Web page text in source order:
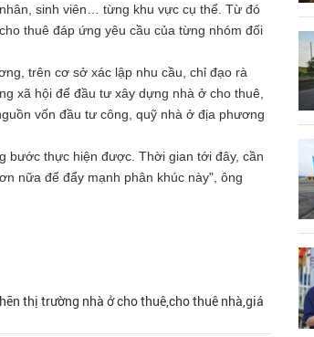
sinh viên… từng khu vực cụ thể. Từ đó
thuê đáp ứng yêu cầu của từng nhóm đối
trên cơ sở xác lập nhu cầu, chỉ đạo rà
xã hội để đầu tư xây dựng nhà ở cho thuê,
vốn đầu tư công, quỹ nhà ở địa phương
bước thực hiện được. Thời gian tới đây, cần
nữa để đẩy mạnh phân khúc này", ông
thị trường nhà ở cho thuê,cho thuê nhà,giá